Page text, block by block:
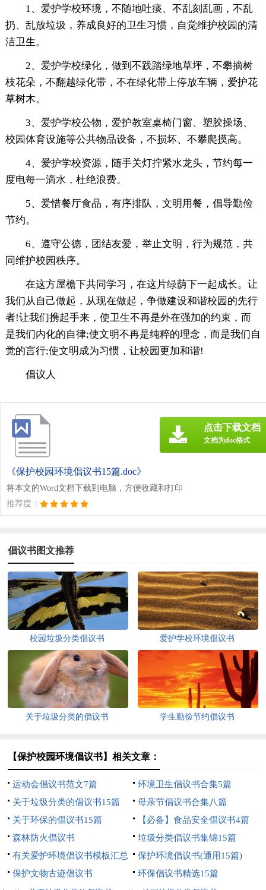
1、爱护学校环境，不随地吐痰、不乱刻乱画，不乱
扔、乱放垃圾，养成良好的卫生习惯，自觉维护校园的清
洁卫生。
2、爱护学校绿化，做到不践踏绿地草坪，不攀摘树
枝花朵，不翻越绿化带，不在绿化带上停放车辆，爱护花
草树木。
3、爱护学校公物，爱护教室桌椅门窗、塑胶操场、
校园体育设施等公共物品设备，不损坏、不攀爬摸高。
4、爱护学校资源，随手关灯拧紧水龙头，节约每一
度电每一滴水，杜绝浪费。
5、爱惜餐厅食品，有序排队，文明用餐，倡导勤俭
节约。
6、遵守公德，团结友爱，举止文明，行为规范，共
同维护校园秩序。
在这方屋檐下共同学习，在这片绿荫下一起成长。让
我们从自己做起，从现在做起，争做建设和谐校园的先行
者!让我们携起手来，使卫生不再是外在强加的约束，而
是我们内化的自律;使文明不再是纯粹的理念，而是我们自
觉的言行;使文明成为习惯，让校园更加和谐!
倡议人
《保护校园环境倡议书15篇.doc》
将本文的Word文档下载到电脑，方便收藏和打印
推荐度：
点击下载文档
文档为doc格式
倡议书图文推荐
校园垃圾分类倡议书 爱护学校环境倡议书
关于垃圾分类的倡议书 学生勤俭节约倡议书
【保护校园环境倡议书】相关文章：
运动会倡议书范文7篇
环境卫生倡议书合集5篇
关于垃圾分类的倡议书15篇
母亲节倡议书合集八篇
关于环保的倡议书15篇
【必备】食品安全倡议书4篇
森林防火倡议书
垃圾分类倡议书集锦15篇
有关爱护环境倡议书模板汇总
五篇
保护环境倡议书(通用15篇)
保护文物古迹倡议书
环保倡议书精选15篇